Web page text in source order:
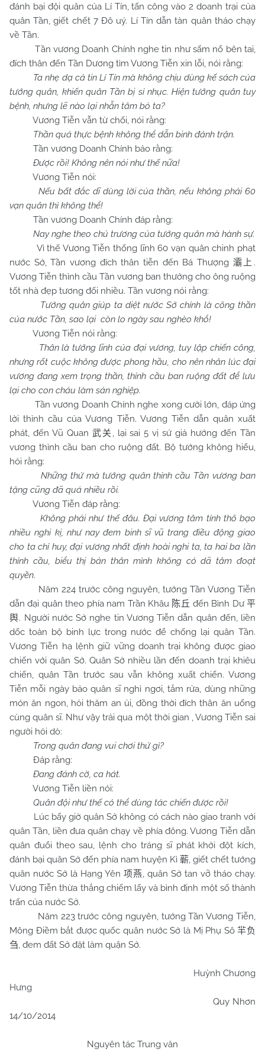
đánh bại đội quân của Lí Tín, tấn công vào 2 doanh trại của
quân Tần, giết chết 7 Đô uý. Lí Tín dẫn tàn quân tháo chạy
về Tần.
Tần vương Doanh Chính nghe tin như sấm nổ bên tai,
đích thân đến Tần Dương tìm Vương Tiễn xin lỗi, nói rằng:
Ta nhẹ dạ cả tin Lí Tín mà không chịu dùng kế sách của
tướng quân, khiến quân Tần bị sỉ nhục. Hiện tướng quân tuy
bệnh, nhưng lẽ nào lại nhẫn tâm bỏ ta?
Vương Tiễn vẫn từ chối, nói rằng:
Thần quả thực bệnh không thể dẫn binh đánh trận.
Tần vương Doanh Chính bảo rằng:
Được rồi! Không nên nói như thế nữa!
Vương Tiễn nói:
Nếu bất đắc dĩ dùng lời của thần, nếu không phải 60
vạn quân thì không thể!
Tần vương Doanh Chính đáp rằng:
Nay nghe theo chủ trương của tướng quân mà hành sự.
Vì thế Vương Tiễn thống lĩnh 60 vạn quân chinh phạt
nước Sở, Tần vương đích thân tiễn đến Bá Thượng 灞上 .
Vương Tiễn thỉnh cầu Tần vương ban thưởng cho ông ruộng
tốt nhà đẹp tương đối nhiều. Tần vương nói rằng:
Tướng quân giúp ta diệt nước Sở chính là công thần
của nước Tần, sao lại còn lo ngày sau nghèo khổ!
Vương Tiễn nói rằng:
Thân là tướng lĩnh của đại vương, tuy lập chiến công,
nhưng rốt cuộc không được phong hầu, cho nên nhân lúc đại
vương đang xem trọng thần, thỉnh cầu ban ruộng đất để lưu
lại cho con cháu làm sản nghiệp.
Tần vương Doanh Chính nghe xong cười lớn, đáp ứng
lời thỉnh cầu của Vương Tiễn. Vương Tiễn dẫn quân xuất
phát, đến Vũ Quan 武关 , lại sai 5 vị sứ giả hướng đến Tần
vương thỉnh cầu ban cho ruộng đất. Bộ tướng không hiểu,
hỏi rằng:
Những thứ mà tướng quân thỉnh cầu Tần vương ban
tặng cũng đã quá nhiều rồi.
Vương Tiễn đáp rằng:
Không phải như thế đâu. Đại vương tâm tính thô bạo
nhiều nghi kị, như nay đem binh sĩ vũ trang điều động giao
cho ta chỉ huy, đại vương nhất định hoài nghi ta, ta hai ba lần
thỉnh cầu, biểu thị bản thân mình không có dã tâm đoạt
quyền.
Năm 224 trước công nguyên, tướng Tần Vương Tiễn
dẫn đại quân theo phía nam Trần Khâu 陈丘 đến Bình Dư平
舆. Người nước Sở nghe tin Vương Tiễn dẫn quân đến, liền
dốc toàn bộ binh lực trong nước để chống lại quân Tần.
Vương Tiễn hạ lệnh giữ vững doanh trại không được giao
chiến với quân Sở. Quân Sở nhiều lần đến doanh trại khiêu
chiến, quân Tần trước sau vẫn không xuất chiến. Vương
Tiễn mỗi ngày bảo quân sĩ nghỉ ngơi, tắm rửa, dùng những
món ăn ngon, hỏi thăm an ủi, đồng thời đích thân ăn uống
cùng quân sĩ. Như vậy trải qua một thời gian , Vương Tiễn sai
người hỏi dò:
Trong quân đang vui chơi thứ gì?
Đáp rằng:
Đang đánh cờ, ca hát.
Vương Tiễn liền nói:
Quân đội như thế có thể dùng tác chiến được rồi!
Lúc bấy giờ quân Sở không có cách nào giao tranh với
quân Tần, liền đưa quân chạy về phía đông. Vương Tiễn dẫn
quân đuổi theo sau, lệnh cho tráng sĩ phát khởi đột kích,
đánh bại quân Sở đến phía nam huyện Kì 蕲, giết chết tướng
quân nước Sở là Hạng Yên 项燕, quân Sở tan vỡ tháo chạy.
Vương Tiễn thừa thắng chiếm lấy và bình định một số thành
trấn của nước Sở.
Năm 223 trước công nguyên, tướng Tần Vương Tiễn,
Mông Điềm bắt được quốc quân nước Sở là Mị Phụ Sô羋负
刍, đem đất Sở đặt làm quận Sở.
Huỳnh Chương
Hưng
Quy Nhơn
14/10/2014
Nguyên tác Trung văn